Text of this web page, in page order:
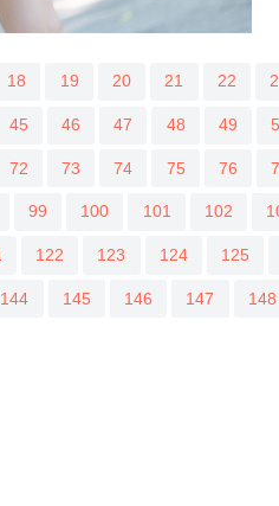
18 19 20 21 22
45 46 47 48 49
72 73 74 75 76
99 100 101 102
122 123 124 125
144 145 146 147 148